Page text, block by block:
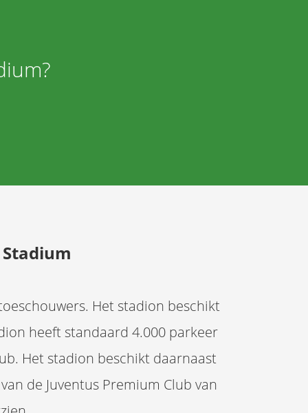
Het stadion beschikt
heeft standaard 4.000 parkeer
Het stadion beschikt daarnaast
de Juventus Premium Club van